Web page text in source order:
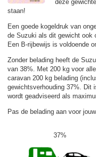
deze
staan!
Een goede kogeldruk van
de Suzuki als dit gewicht ook
Een B-rijbewijs is voldoende
Zonder belading heeft de
van 38%. Met 200 kg voor
caravan 200 kg belading
gewichtsverhouding 37%. Dit
wordt geadviseerd als
Pas de belading aan voor
37%